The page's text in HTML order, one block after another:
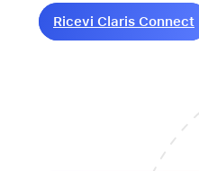
Ricevi Claris Connect